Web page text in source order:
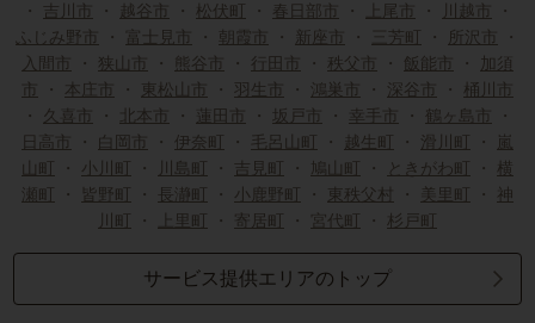
・ 吉川市 ・ 越谷市 ・ 松伏町 ・ 春日部市 ・ 上尾市 ・ 川越市
・
ふじみ野市
・ 富士見市 ・ 朝霞市 ・ 新座市 ・ 三芳町 ・ 所沢市
・
入間市
・ 狭山市 ・ 熊谷市 ・ 行田市 ・ 秩父市 ・ 飯能市 ・ 加須
市
・ 本庄市 ・ 東松山市 ・ 羽生市 ・ 鴻巣市 ・ 深谷市 ・ 桶川市
・ 久喜市 ・ 北本市 ・ 蓮田市 ・ 坂戸市 ・ 幸手市 ・ 鶴ヶ島市
・
日高市
・ 白岡市 ・ 伊奈町 ・ 毛呂山町 ・ 越生町 ・ 滑川町 ・
嵐
山町 ・ 小川町 ・ 川島町 ・ 吉見町 ・ 鳩山町 ・ ときがわ町 ・ 横
瀬町 ・ 皆野町 ・ 長瀞町 ・ 小鹿野町 ・ 東秩父村 ・ 美里町 ・ 神
川町 ・ 上里町 ・ 寄居町 ・ 宮代町 ・ 杉戸町
サービス提供エリアのトップ